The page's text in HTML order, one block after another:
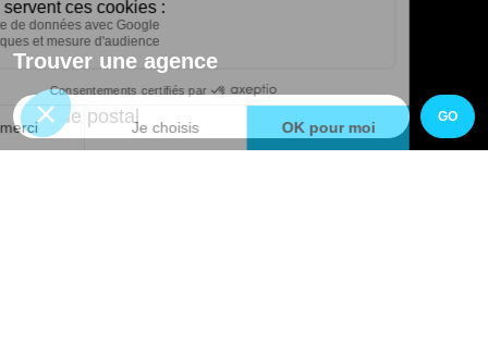
Trouver une agence
GO